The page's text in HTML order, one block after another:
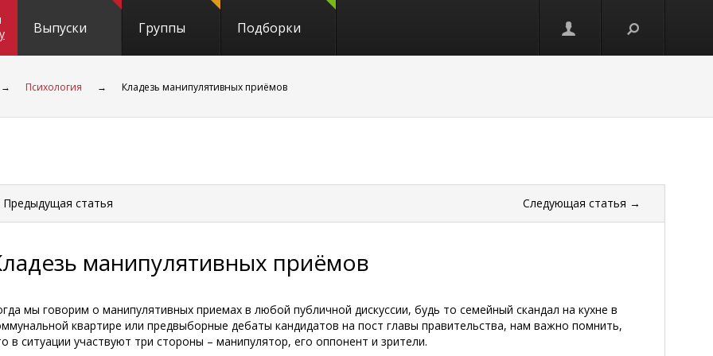
Выпуски Группы Подборки
→ Психология → Кладезь манипулятивных приёмов
статья Следующая статья →
манипулятивных приёмов
мы говорим о манипулятивных приемах в любой публичной дискуссии, будь то семейный скандал на кухне в
квартире или предвыборные дебаты кандидатов на пост главы правительства, нам важно помнить,
в ситуации участвуют три стороны – манипулятор, его оппонент и зрители.